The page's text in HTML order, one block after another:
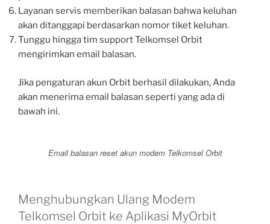
Layanan servis memberikan balasan bahwa keluhan
akan ditanggapi berdasarkan nomor tiket keluhan.
Tunggu hingga tim support Telkomsel Orbit
mengirimkan email balasan.
Jika pengaturan akun Orbit berhasil dilakukan, Anda
akan menerima email balasan seperti yang ada di
bawah ini.
Email balasan reset akun modem Telkomsel Orbit
Menghubungkan Ulang Modem
Telkomsel Orbit ke Aplikasi MyOrbit